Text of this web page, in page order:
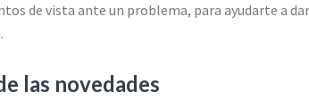
de vista ante un problema, para ayudarte a
las novedades